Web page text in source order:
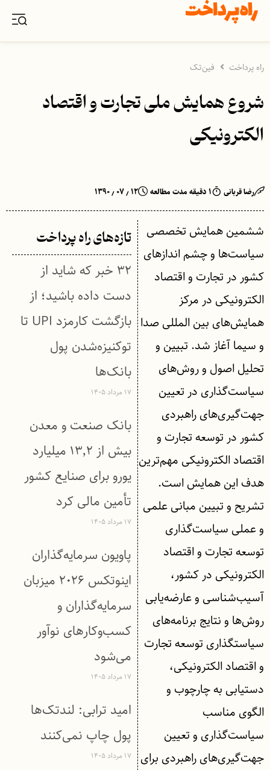
راه پرداخت فین‌تک
شروع همایش ملی تجارت و اقتصاد
الکترونیکی
رضا قربانی ۱ دقیقه مدت مطالعه ۱۲ ٫ ۰۷ ٫ ۱۳۹۰
ششمین همایش تخصصی
سیاست‌ها و چشم اندازهای
کشور در تجارت و اقتصاد
الکترونیکی در مرکز
همایش‌های بین المللی صدا
و سیما آغاز شد. تبیین و
تحلیل اصول و روش‌های
سیاست‌گذاری در تعیین
جهت‌گیری‌های راهبردی
کشور در توسعه تجارت و
اقتصاد الکترونیکی مهم‌ترین
هدف این همایش است.
تشریح و تبیین مبانی علمی
و عملی سیاست‌گذاری
توسعه تجارت و اقتصاد
الکترونیکی در کشور،
آسیب‌شناسی و عارضه‌یابی
روش‌ها و نتایج برنامه‌های
سیاستگذاری توسعه تجارت
و اقتصاد الکترونیکی،
دستیابی به چارچوب و
الگوی مناسب
سیاست‌گذاری و تعیین
جهت‌گیری‌های راهبردی برای
تازه‌های راه پرداخت
۳۲ خبر که شاید از
دست داده باشید؛ از
بازگشت کارمزد UPI تا
توکنیزه‌شدن پول
بانک‌ها
۱۷ مرداد ۱۴۰۵
بانک صنعت و معدن
بیش از ۱۳٬۲ میلیارد
یورو برای صنایع کشور
تأمین مالی کرد
۱۷ مرداد ۱۴۰۵
پاویون سرمایه‌گذاران
اینوتکس ۲۰۲۶ میزبان
سرمایه‌گذاران و
کسب‌وکارهای نوآور
می‌شود
۱۷ مرداد ۱۴۰۵
امید ترابی: لندتک‌ها
پول چاپ نمی‌کنند
۱۷ مرداد ۱۴۰۵